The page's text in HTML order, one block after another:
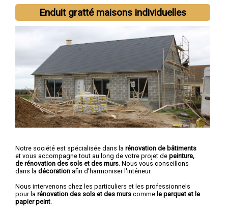
Nous intervenons aussi dans les villes suivantes :Saint-Brieuc,
,Plérin ,Lamballe,Dinan,Ploufragan,Loudéac, Paimpol
Guingamp,Trégueux
Enduit gratté maisons individuelles
Notre société est spécialisée dans la rénovation de bâtiments
et vous accompagne tout au long de votre projet de peinture,
de rénovation des sols et des murs . Nous vous conseillons
dans la décoration afin d'harmoniser l'intérieur.
Nous intervenons chez les particuliers et les professionnels
pour la rénovation des sols et des murs comme le parquet et le
papier peint